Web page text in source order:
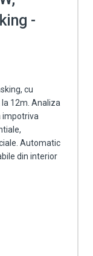
-
cu
12m. Analiza
impotriva
Automatic
din interior